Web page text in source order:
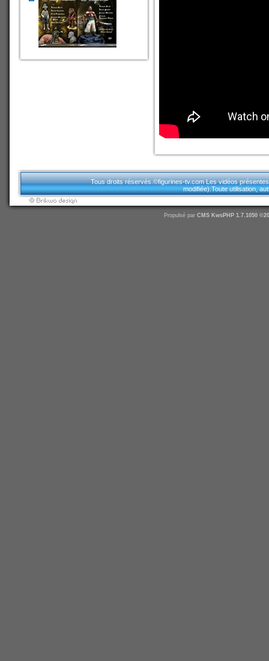
Tous droits réservés.©figurines-tv.com Les vidéos
modifiée).Toute utilisation,
Propulsé par CMS KwsPHP 1.7.1050